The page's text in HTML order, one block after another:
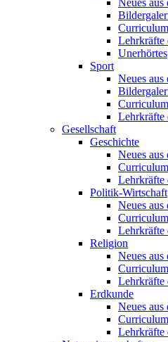
Neues aus
Curriculum
Lehrkräfte
Unerhörtes
Sport
Neues aus
Curriculum
Lehrkräfte
Gesellschaft
Geschichte
Neues aus
Curriculum
Lehrkräfte
Politik-Wirtschaft
Neues aus
Curriculum
Lehrkräfte
Religion
Neues aus
Curriculum
Lehrkräfte
Erdkunde
Neues aus
Curriculum
Lehrkräfte